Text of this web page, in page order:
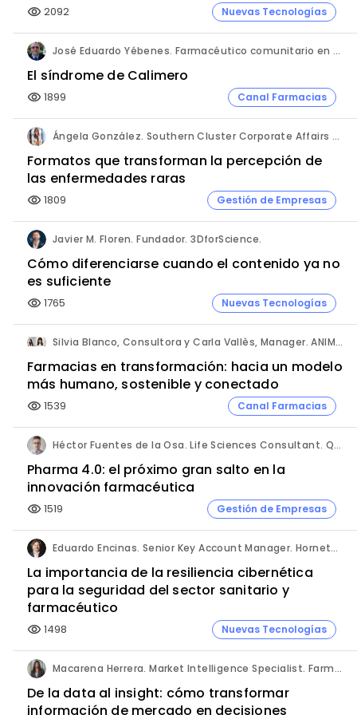
visibility 2092 Nuevas Tecnologías
José Eduardo Yébenes. Farmacéutico comunitario en Mijas (Málaga).
El síndrome de Calimero
visibility 1899 Canal Farmacias
Ángela González. Southern Cluster Corporate Affairs & Patient Partnership Director. Kyowa Kirin.
Formatos que transforman la percepción de
las enfermedades raras
visibility 1809 Gestión de Empresas
Javier M. Floren. Fundador. 3DforScience.
Cómo diferenciarse cuando el contenido ya no
es suficiente
visibility 1765 Nuevas Tecnologías
Silvia Blanco, Consultora y Carla Vallès, Manager. ANIMA.
Farmacias en transformación: hacia un modelo
más humano, sostenible y conectado
visibility 1539 Canal Farmacias
Héctor Fuentes de la Osa. Life Sciences Consultant. QbD Group.
Pharma 4.0: el próximo gran salto en la
innovación farmacéutica
visibility 1519 Gestión de Empresas
Eduardo Encinas. Senior Key Account Manager. Hornetsecurity en Iberia.
La importancia de la resiliencia cibernética
para la seguridad del sector sanitario y
farmacéutico
visibility 1498 Nuevas Tecnologías
Macarena Herrera. Market Intelligence Specialist. Farmaprojects (Polpharma Group).
De la data al insight: cómo transformar
información de mercado en decisiones